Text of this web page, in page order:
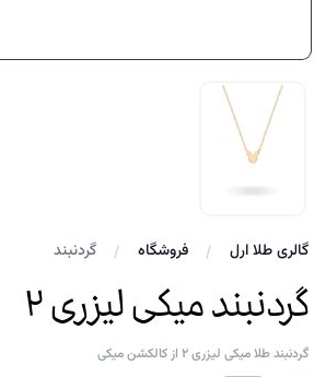
سایز کوچک
گردنبند فروشگاه گالری طلا ارل
گردنبند میکی لیزری ۲
گردنبند طلا میکی لیزری ۲ از کالکشن میکی